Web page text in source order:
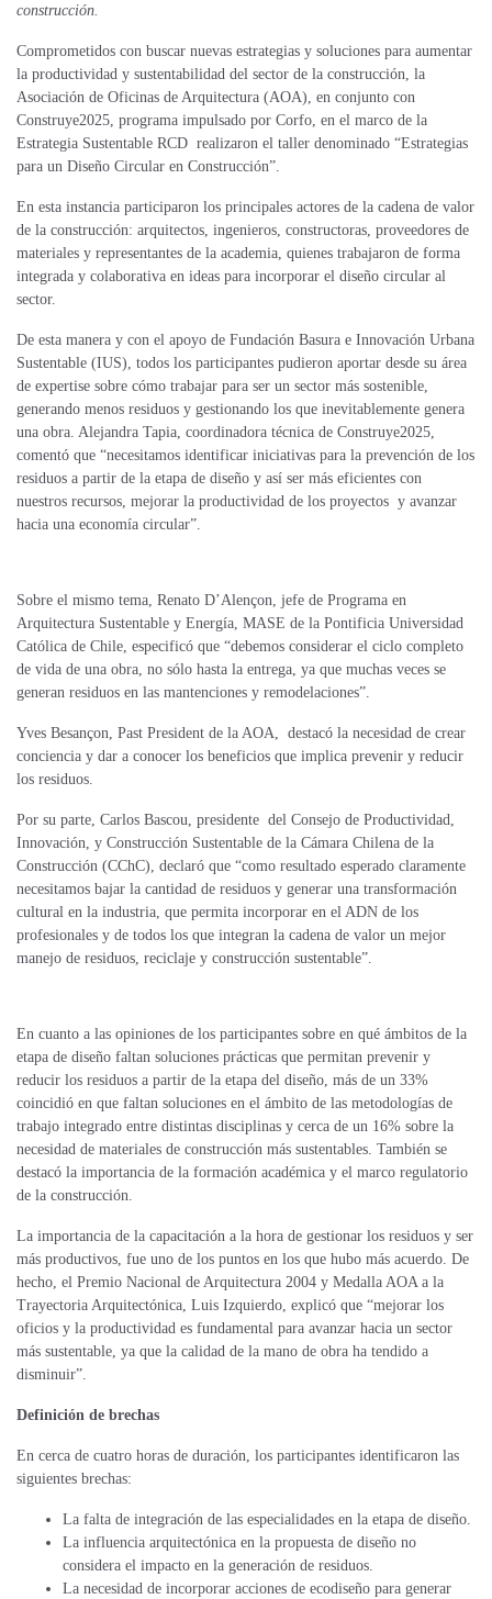
construcción.
Comprometidos con buscar nuevas estrategias y soluciones para aumentar
la productividad y sustentabilidad del sector de la construcción, la
Asociación de Oficinas de Arquitectura (AOA), en conjunto con
Construye2025, programa impulsado por Corfo, en el marco de la
Estrategia Sustentable RCD realizaron el taller denominado “Estrategias
para un Diseño Circular en Construcción”.
En esta instancia participaron los principales actores de la cadena de valor
de la construcción: arquitectos, ingenieros, constructoras, proveedores de
materiales y representantes de la academia, quienes trabajaron de forma
integrada y colaborativa en ideas para incorporar el diseño circular al
sector.
De esta manera y con el apoyo de Fundación Basura e Innovación Urbana
Sustentable (IUS), todos los participantes pudieron aportar desde su área
de expertise sobre cómo trabajar para ser un sector más sostenible,
generando menos residuos y gestionando los que inevitablemente genera
una obra. Alejandra Tapia, coordinadora técnica de Construye2025,
comentó que “necesitamos identificar iniciativas para la prevención de los
residuos a partir de la etapa de diseño y así ser más eficientes con
nuestros recursos, mejorar la productividad de los proyectos y avanzar
hacia una economía circular”.
Sobre el mismo tema, Renato D’Alençon, jefe de Programa en
Arquitectura Sustentable y Energía, MASE de la Pontificia Universidad
Católica de Chile, especificó que “debemos considerar el ciclo completo
de vida de una obra, no sólo hasta la entrega, ya que muchas veces se
generan residuos en las mantenciones y remodelaciones”.
Yves Besançon, Past President de la AOA, destacó la necesidad de crear
conciencia y dar a conocer los beneficios que implica prevenir y reducir
los residuos.
Por su parte, Carlos Bascou, presidente del Consejo de Productividad,
Innovación, y Construcción Sustentable de la Cámara Chilena de la
Construcción (CChC), declaró que “como resultado esperado claramente
necesitamos bajar la cantidad de residuos y generar una transformación
cultural en la industria, que permita incorporar en el ADN de los
profesionales y de todos los que integran la cadena de valor un mejor
manejo de residuos, reciclaje y construcción sustentable”.
En cuanto a las opiniones de los participantes sobre en qué ámbitos de la
etapa de diseño faltan soluciones prácticas que permitan prevenir y
reducir los residuos a partir de la etapa del diseño, más de un 33%
coincidió en que faltan soluciones en el ámbito de las metodologías de
trabajo integrado entre distintas disciplinas y cerca de un 16% sobre la
necesidad de materiales de construcción más sustentables. También se
destacó la importancia de la formación académica y el marco regulatorio
de la construcción.
La importancia de la capacitación a la hora de gestionar los residuos y ser
más productivos, fue uno de los puntos en los que hubo más acuerdo. De
hecho, el Premio Nacional de Arquitectura 2004 y Medalla AOA a la
Trayectoria Arquitectónica, Luis Izquierdo, explicó que “mejorar los
oficios y la productividad es fundamental para avanzar hacia un sector
más sustentable, ya que la calidad de la mano de obra ha tendido a
disminuir”.
Definición de brechas
En cerca de cuatro horas de duración, los participantes identificaron las
siguientes brechas:
La falta de integración de las especialidades en la etapa de diseño.
La influencia arquitectónica en la propuesta de diseño no
considera el impacto en la generación de residuos.
La necesidad de incorporar acciones de ecodiseño para generar